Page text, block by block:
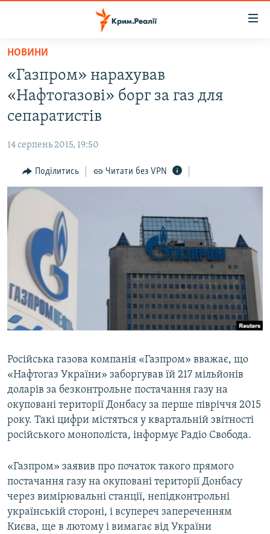
Перейти
основного
матеріалу
Перейти
до
основної
навігації
Перейти
до
пошуку
ВОДА.КРИМ
ВІДЕО ТА ФОТО
БЛОГИ
ПОГЛЯД
ІНТЕРВ'Ю
ВСЕ ЗА ДЕНЬ
СПЕЦПРОЕКТИ
ДЕПОРТАЦІЯ
ВІДЕОУРОКИ «ELIFBE»
СВІДЧЕННЯ ОКУПАЦІЇ
УКРАЇНСЬКА ПРОБЛЕМА КРИМУ
ЯК ОБІЙТИ БЛОКУВАННЯ
Русский
Qırımtatar
Усі сайти RFE/RL
НОВИНИ
«Газпром» нарахував
«Нафтогазові» борг за газ для
сепаратистів
14 серпень 2015, 19:50
Поділитись Читати без VPN
Російська газова компанія «Газпром» вважає, що
«Нафтогаз України» заборгував їй 217 мільйонів
доларів за безконтрольне постачання газу на
окуповані території Донбасу за перше півріччя 2015
року. Такі цифри містяться у квартальній звітності
російського монополіста, інформує Радіо Свобода.
«Газпром» заявив про початок такого прямого
постачання газу на окуповані території Донбасу
через вимірювальні станції, непідконтрольні
українській стороні, і всупереч запереченням
Києва, ще в лютому і вимагає від України